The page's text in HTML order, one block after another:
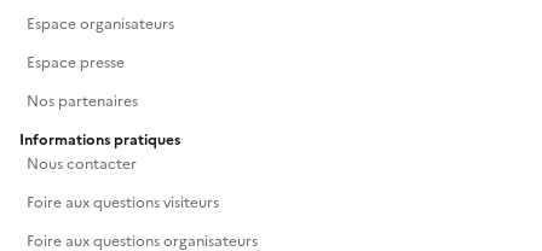
Espace organisateurs
Espace presse
Nos partenaires
Informations pratiques
Nous contacter
Foire aux questions visiteurs
Foire aux questions organisateurs